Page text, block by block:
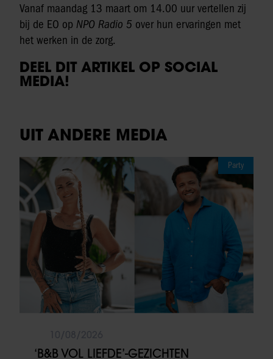
Vanaf maandag 13 maart om 14.00 uur vertellen zij
bij de EO op NPO Radio 5 over hun ervaringen met
het werken in de zorg.
DEEL DIT ARTIKEL OP SOCIAL
MEDIA!
UIT ANDERE MEDIA
Party
‘B&B VOL LIEFDE’-GEZICHTEN